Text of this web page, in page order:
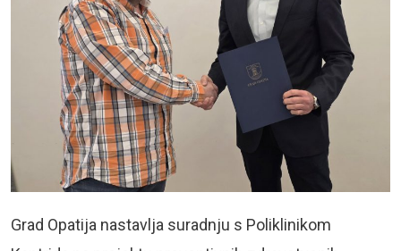
Grad Opatija nastavlja suradnju s Poliklinikom